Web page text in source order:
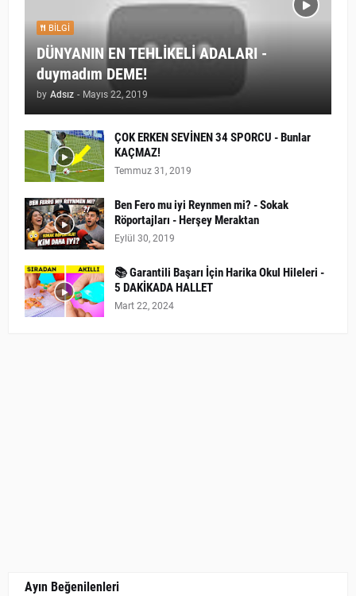
BILGI
DÜNYANIN EN TEHLİKELİ ADALARI -
duymadım DEME!
by Adsız - Mayıs 22, 2019
ÇOK ERKEN SEVİNEN 34 SPORCU - Bunlar
KAÇMAZ!
Temmuz 31, 2019
Ben Fero mu iyi Reynmen mi? - Sokak
Röportajları - Herşey Meraktan
Eylül 30, 2019
📚 Garantili Başarı İçin Harika Okul Hileleri -
5 DAKİKADA HALLET
Mart 22, 2024
Ayın Beğenilenleri